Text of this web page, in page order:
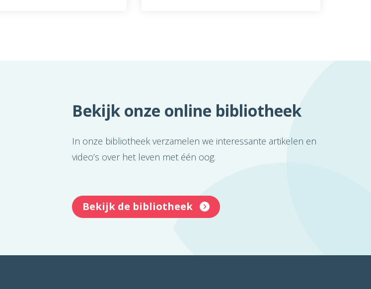
Bekijk onze online bibliotheek
In onze bibliotheek verzamelen we interessante artikelen en
video’s over het leven met één oog.
Bekijk de bibliotheek